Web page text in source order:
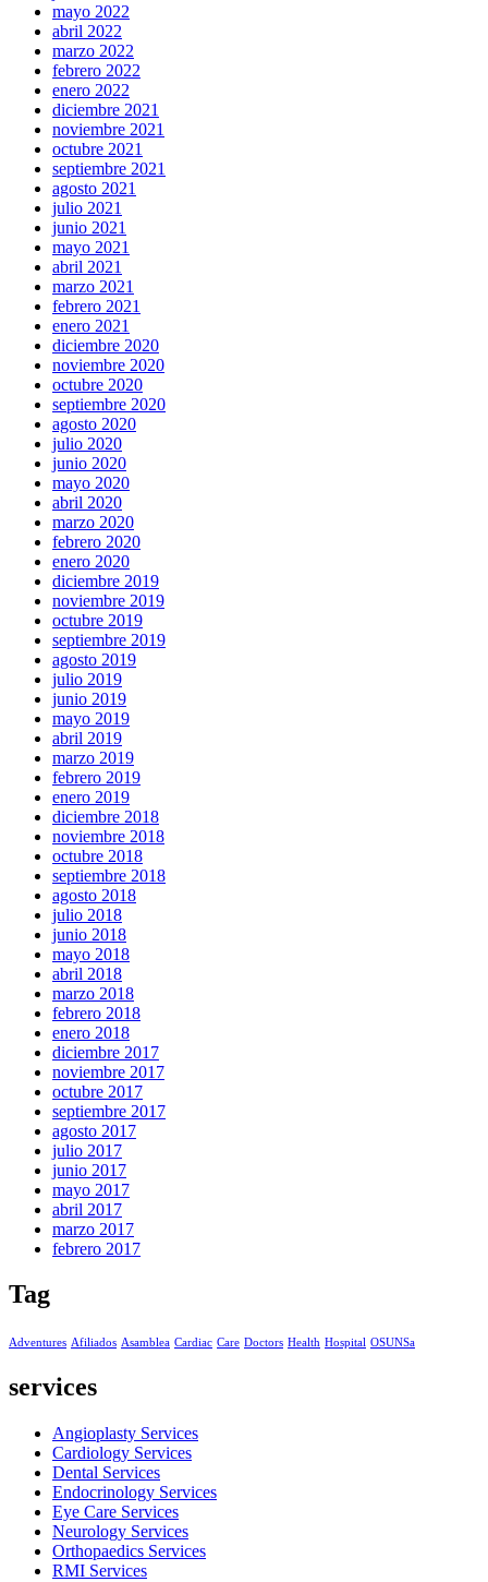
mayo 2022
abril 2022
marzo 2022
febrero 2022
enero 2022
diciembre 2021
noviembre 2021
octubre 2021
septiembre 2021
agosto 2021
julio 2021
junio 2021
mayo 2021
abril 2021
marzo 2021
febrero 2021
enero 2021
diciembre 2020
noviembre 2020
octubre 2020
septiembre 2020
agosto 2020
julio 2020
junio 2020
mayo 2020
abril 2020
marzo 2020
febrero 2020
enero 2020
diciembre 2019
noviembre 2019
octubre 2019
septiembre 2019
agosto 2019
julio 2019
junio 2019
mayo 2019
abril 2019
marzo 2019
febrero 2019
enero 2019
diciembre 2018
noviembre 2018
octubre 2018
septiembre 2018
agosto 2018
julio 2018
junio 2018
mayo 2018
abril 2018
marzo 2018
febrero 2018
enero 2018
diciembre 2017
noviembre 2017
octubre 2017
septiembre 2017
agosto 2017
julio 2017
junio 2017
mayo 2017
abril 2017
marzo 2017
febrero 2017
Tag
Adventures Afiliados Asamblea Cardiac Care Doctors Health Hospital OSUNSa
services
Angioplasty Services
Cardiology Services
Dental Services
Endocrinology Services
Eye Care Services
Neurology Services
Orthopaedics Services
RMI Services